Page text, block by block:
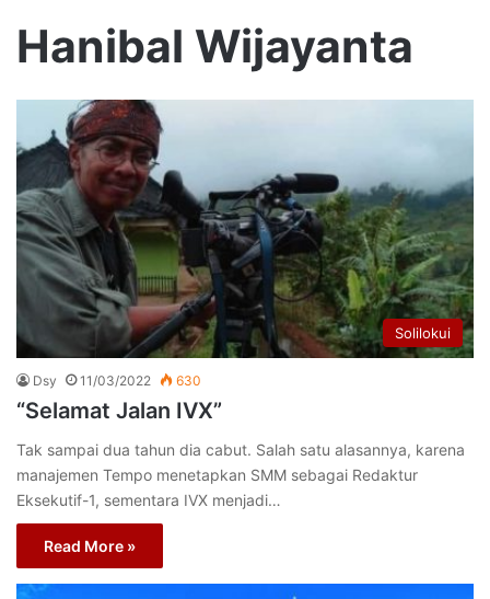
Hanibal Wijayanta
Solilokui
Dsy 11/03/2022 630
“Selamat Jalan IVX”
Tak sampai dua tahun dia cabut. Salah satu alasannya, karena
manajemen Tempo menetapkan SMM sebagai Redaktur
Eksekutif-1, sementara IVX menjadi…
Read More »